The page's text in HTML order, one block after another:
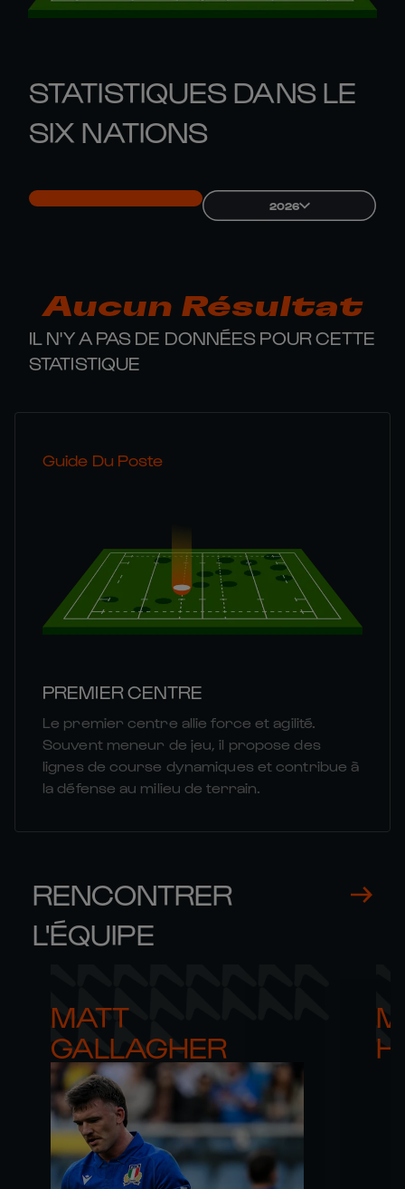
STATISTIQUES DANS LE
SIX NATIONS
2026
Aucun Résultat
IL N'Y A PAS DE DONNÉES POUR CETTE
STATISTIQUE
Guide Du Poste
PREMIER CENTRE
Le premier centre allie force et agilité.
Souvent meneur de jeu, il propose des
lignes de course dynamiques et contribue à
la défense au milieu de terrain.
RENCONTRER
L'ÉQUIPE
MATT
GALLAGHER